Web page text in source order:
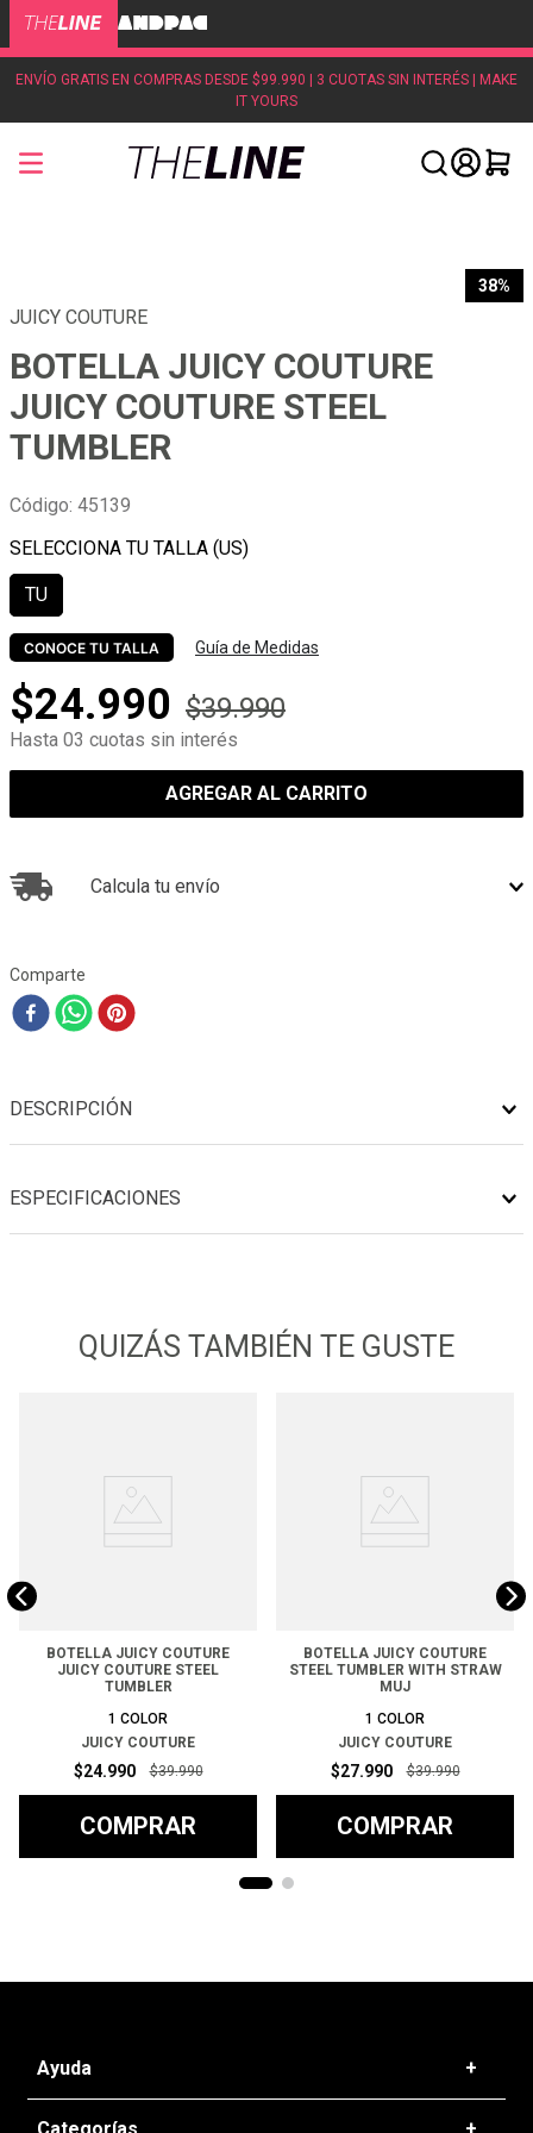
ENVÍO GRATIS EN COMPRAS DESDE $99.990 | 3 CUOTAS SIN INTERÉS | MAKE
IT YOURS
38%
JUICY COUTURE
BOTELLA JUICY COUTURE
JUICY COUTURE STEEL
TUMBLER
Código: 45139
TU
CONOCE TU TALLA Guía de Medidas
$24.990 $39.990
Hasta 03 cuotas sin interés
AGREGAR AL CARRITO
Calcula tu envío
Comparte
DESCRIPCIÓN
ESPECIFICACIONES
QUIZÁS TAMBIÉN TE GUSTE
BOTELLA JUICY COUTURE
JUICY COUTURE STEEL
TUMBLER
1 COLOR
JUICY COUTURE
$24.990 $39.990
COMPRAR
BOTELLA JUICY COUTURE
STEEL TUMBLER WITH STRAW
MUJ
1 COLOR
JUICY COUTURE
$27.990 $39.990
COMPRAR
Ayuda +
Preguntas frecuentes